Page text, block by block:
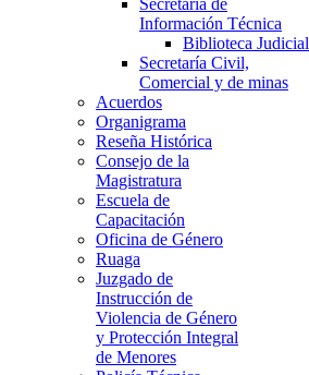
Secretaría de
Información Técnica
Biblioteca Judicial
Secretaría Civil,
Comercial y de minas
Acuerdos
Organigrama
Reseña Histórica
Consejo de la
Magistratura
Escuela de
Capacitación
Oficina de Género
Ruaga
Juzgado de
Instrucción de
Violencia de Género
y Protección Integral
de Menores